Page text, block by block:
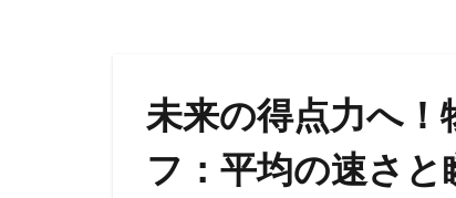
未来の得点力へ！
フ：平均の速さ